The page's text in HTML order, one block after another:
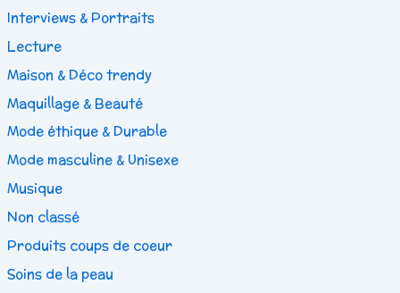
Interviews & Portraits
Lecture
Maison & Déco trendy
Maquillage & Beauté
Mode éthique & Durable
Mode masculine & Unisexe
Musique
Non classé
Produits coups de coeur
Soins de la peau